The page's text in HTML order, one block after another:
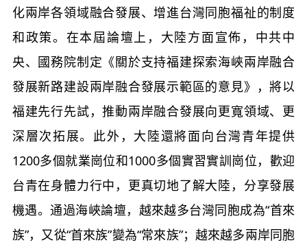
化兩岸各領域融合發展、增進台灣同胞福祉的制度
和政策。在本屆論壇上，大陸方面宣佈，中共中
央、國務院制定《關於支持福建探索海峽兩岸融合
發展新路建設兩岸融合發展示範區的意見》，將以
福建先行先試，推動兩岸融合發展向更寬領域、更
深層次拓展。此外，大陸還將面向台灣青年提供
1200多個就業崗位和1000多個實習實訓崗位，歡迎
台青在身體力行中，更真切地了解大陸，分享發展
機遇。通過海峽論壇，越來越多台灣同胞成為“首來
族”，又從“首來族”變為“常來族”；越來越多兩岸同胞